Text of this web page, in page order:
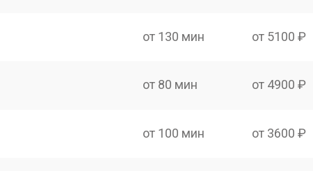
от 130 мин от 5100 ₽
от 80 мин от 4900 ₽
от 100 мин от 3600 ₽